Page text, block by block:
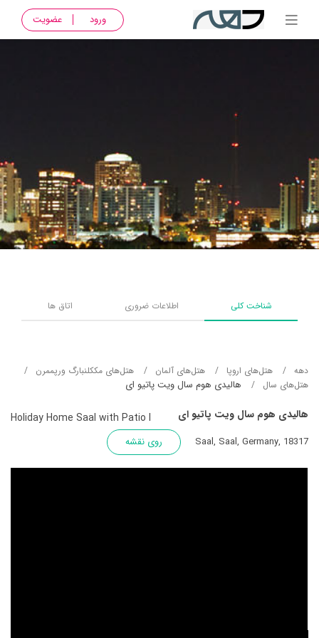
ورود عضویت
شناخت کلی اطلاعات ضروری اتاق ها
دهه هتل‌های اروپا هتل‌های آلمان
هتل‌های مککلنبارگ ورپممرن
هتل‌های سال
هالیدی هوم سال ویت پاتیو ای
هالیدی هوم سال ویت پاتیو ای Holiday Home Saal with Patio I
Saal, Saal, Germany, 18317 روی نقشه